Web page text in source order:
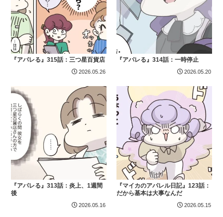
『アパレる』315話：三つ星百貨店
2026.05.26
『アパレる』314話：一時停止
2026.05.20
『アパレる』313話：炎上、1週間
後
2026.05.16
『マイカのアパレル日記』123話：
だから基本は大事なんだ
2026.05.15